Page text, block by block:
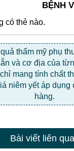
BỆNH
có thẻ nào.
thẩm mỹ phụ
và cơ địa của
mang tính chất
niêm yết áp dụng
hàng.
Bài viết liên